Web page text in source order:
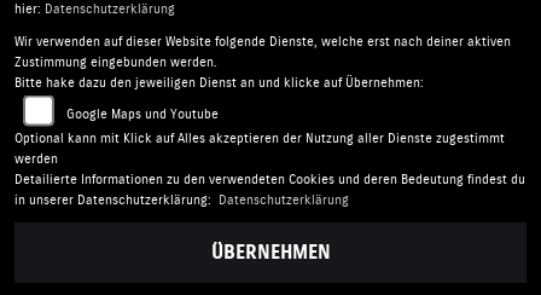
Suzuki Moll |Ulmer Straße 81 | 88400 Biberach an der
Riß | Deutschland
AGB |Impressum
Barrierefreiheit |Batterieverordnung
hier: Datenschutzerklärung
Wir verwenden auf dieser Website folgende Dienste, welche erst nach deiner aktiven
Zustimmung eingebunden werden.
Bitte hake dazu den jeweiligen Dienst an und klicke auf Übernehmen:
Google Maps und Youtube
Optional kann mit Klick auf Alles akzeptieren der Nutzung aller Dienste zugestimmt
werden
Detailierte Informationen zu den verwendeten Cookies und deren Bedeutung findest du
in unserer Datenschutzerklärung:
Datenschutzerklärung
ÜBERNEHMEN